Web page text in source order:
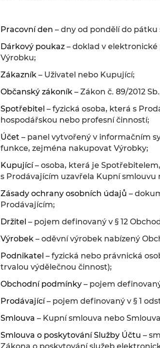
Pracovní den – dny od pondělí do
Dárkový poukaz – doklad v
Výrobku;
Zákazník – Uživatel nebo Kupující;
Občanský zákoník – Zákon č. 89/2012
Spotřebitel – fyzická osoba, která s
hospodářskou nebo profesní činností;
Účet – panel vytvořený v informačním
funkce, zejména nakupovat Výrobky;
Kupující– osoba, která je
s Prodávajícím uzavřela Kupní
Zásady ochrany osobních údajů –
Prodávajícím;
Držitel – pojem definovaný v § 12
Výrobek – oděvní výrobek nabízený
Podnikatel – fyzická nebo právnická
trvalou výdělečnou činnost);
Obchodní podmínky – pojem
Prodávající– pojem definovaný v § 1
Smlouva – Kupní smlouva nebo
Smlouva o poskytování Služby Účtu –